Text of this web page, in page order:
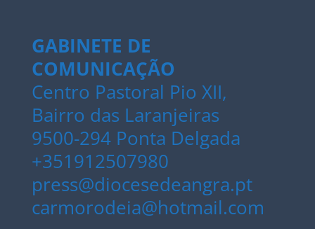
GABINETE DE
COMUNICAÇÃO
Centro Pastoral Pio XII,
Bairro das Laranjeiras
9500-294 Ponta Delgada
+351912507980
press@diocesedeangra.pt
carmorodeia@hotmail.com